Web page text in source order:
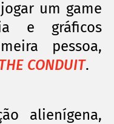
um game
e gráficos
pessoa,
CONDUIT.
alienígena,